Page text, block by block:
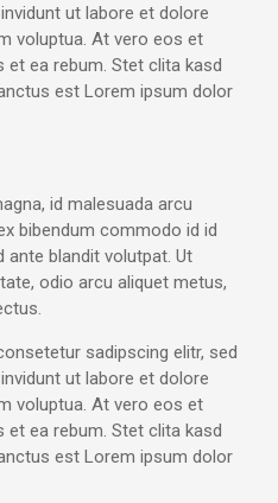
ut labore et dolore
voluptua. At vero eos et
ea rebum. Stet clita kasd
est Lorem ipsum dolor
id malesuada arcu
bibendum commodo id id
ante blandit volutpat. Ut
odio arcu aliquet metus,
sadipscing elitr, sed
ut labore et dolore
voluptua. At vero eos et
ea rebum. Stet clita kasd
est Lorem ipsum dolor